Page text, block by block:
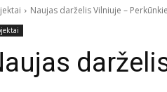
Naujas darželis Vilniuje –